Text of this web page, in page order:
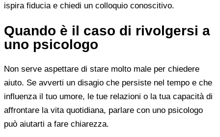
ispira fiducia e chiedi un colloquio conoscitivo.
Quando è il caso di rivolgersi a
uno psicologo
Non serve aspettare di stare molto male per chiedere
aiuto. Se avverti un disagio che persiste nel tempo e che
influenza il tuo umore, le tue relazioni o la tua capacità di
affrontare la vita quotidiana, parlare con uno psicologo
può aiutarti a fare chiarezza.